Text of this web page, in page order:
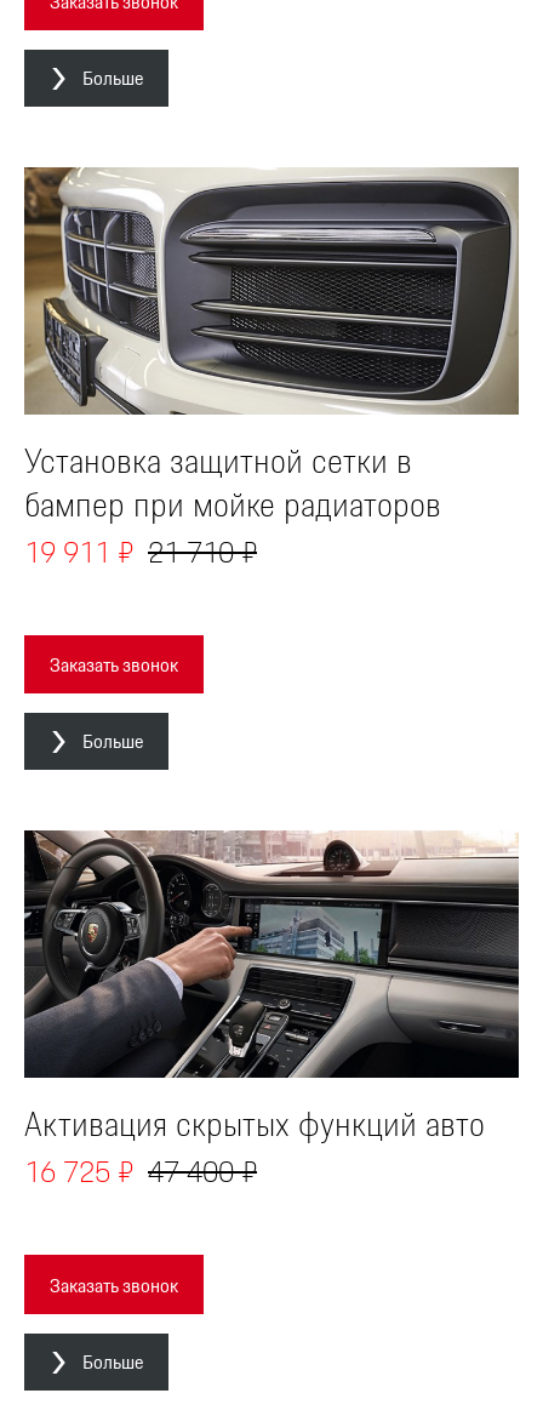
Больше
Установка защитной сетки в
бампер при мойке радиаторов
19 911 ₽ 21 710 ₽
Заказать звонок
Больше
Активация скрытых функций авто
16 725 ₽ 47 400 ₽
Заказать звонок
Больше